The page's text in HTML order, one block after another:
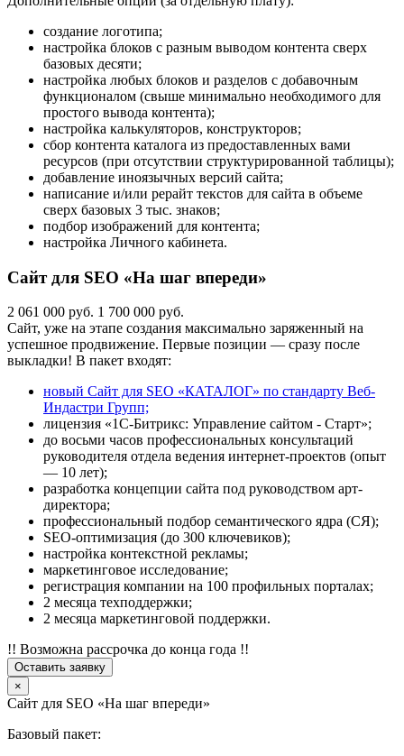
создание логотипа;
настройка блоков с разным выводом контента сверх
базовых десяти;
настройка любых блоков и разделов с добавочным
функционалом (свыше минимально необходимого для
простого вывода контента);
настройка калькуляторов, конструкторов;
сбор контента каталога из предоставленных вами
ресурсов (при отсутствии структурированной таблицы);
добавление иноязычных версий сайта;
написание и/или рерайт текстов для сайта в объеме
сверх базовых 3 тыс. знаков;
подбор изображений для контента;
настройка Личного кабинета.
Сайт для SEO «На шаг впереди»
2 061 000 руб. 1 700 000 руб.
Сайт, уже на этапе создания максимально заряженный на
успешное продвижение. Первые позиции — сразу после
выкладки! В пакет входят:
новый Сайт для SEO «КАТАЛОГ» по стандарту Веб-
Индастри Групп;
лицензия «1С-Битрикс: Управление сайтом - Старт»;
до восьми часов профессиональных консультаций
руководителя отдела ведения интернет-проектов (опыт
— 10 лет);
разработка концепции сайта под руководством арт-
директора;
профессиональный подбор семантического ядра (СЯ);
SEO-оптимизация (до 300 ключевиков);
настройка контекстной рекламы;
маркетинговое исследование;
регистрация компании на 100 профильных порталах;
2 месяца техподдержки;
2 месяца маркетинговой поддержки.
!! Возможна рассрочка до конца года !!
Оставить заявку
×
Сайт для SEO «На шаг впереди»
Базовый пакет: